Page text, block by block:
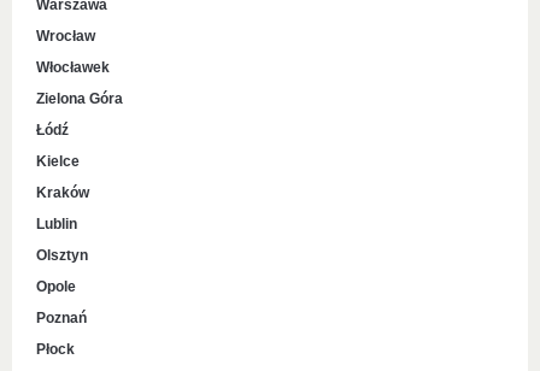
Warszawa
Wrocław
Włocławek
Zielona Góra
Łódź
Kielce
Kraków
Lublin
Olsztyn
Opole
Poznań
Płock